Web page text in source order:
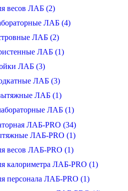
весов ЛАБ (2)
ЛАБ (4)
ЛАБ (2)
ЛАБ (1)
ЛАБ (3)
ЛАБ (3)
ЛАБ (1)
ЛАБ (1)
ЛАБ-PRO (34)
ЛАБ-PRO (1)
весов ЛАБ-PRO (1)
калориметра ЛАБ-PRO (1)
персонала ЛАБ-PRO (1)